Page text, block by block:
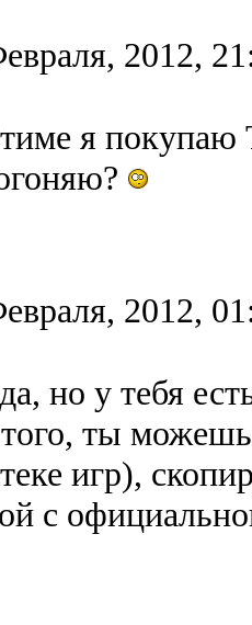
2012,
я
2012,
но у тебя
ты
игр),
с